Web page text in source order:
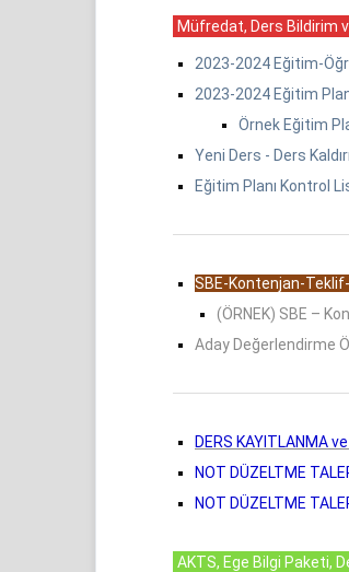
Müfredat, Ders Bildirim
2023-2024 Eğitim-
2023-2024 Eğitim
Örnek Eğitim
Yeni Ders - Ders
Eğitim Planı Kontrol
SBE-Kontenjan-
(ÖRNEK) SBE –
Aday Değerlendirme
DERS KAYITLANMA
NOT DÜZELTME
NOT DÜZELTME
AKTS, Ege Bilgi Paketi,